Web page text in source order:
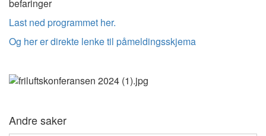
befaringer
Last ned programmet her.
Og her er direkte lenke til påmeldingsskjema
Andre saker